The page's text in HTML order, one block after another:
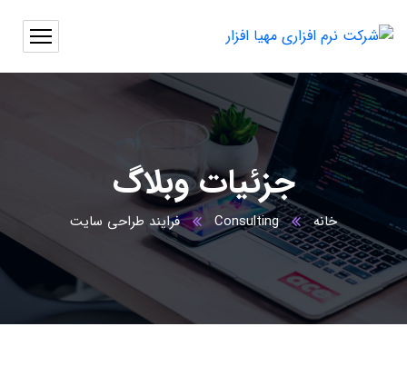
جزئیات وبلاگ
خانه Consulting فرایند طراحی سایت